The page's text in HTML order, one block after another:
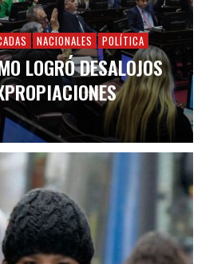
NACIONALES POLÍTICA
LOGRÓ DESALOJOS